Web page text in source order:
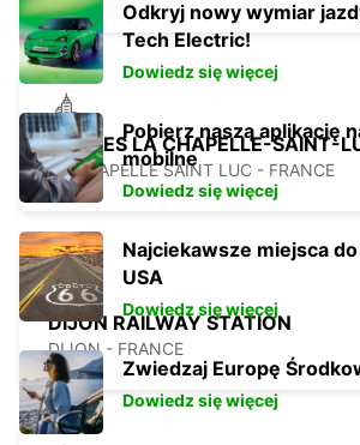
TROYES LA CHAPELLE-SAINT-
LA CHAPELLE SAINT LUC - FRANCE
DIJON RAILWAY STATION
DIJON - FRANCE
Odkryj nowy wymiar
Tech Electric!
Dowiedz się więcej
Pobierz naszą aplikację
mobilne
Dowiedz się więcej
Najciekawsze miejsca
USA
Dowiedz się więcej
Zwiedzaj Europę
Dowiedz się więcej